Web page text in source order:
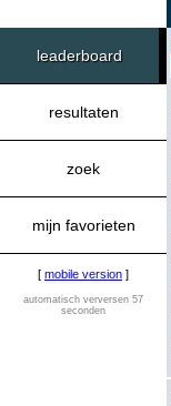
leaderboard
resultaten
zoek
mijn favorieten
[ mobile version ]
automatisch verversen 57
seconden